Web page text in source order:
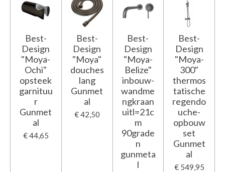
Best-
Design
"Moya-
Ochi"
opsteek
garnituu
r
Gunmet
al
€ 44,65
Best-
Design
"Moya"
douches
lang
Gunmet
al
€ 42,50
Best-
Design
"Moya-
Belize"
inbouw-
wandme
ngkraan
uitl=21c
m
90grade
n
gunmeta
l
Best-
Design
"Moya-
300"
thermos
tatische
regendo
uche-
opbouw
set
Gunmet
al
€ 549,95